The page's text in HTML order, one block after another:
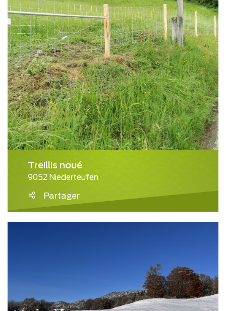
Treillis noué
9052 Niederteufen
Partager